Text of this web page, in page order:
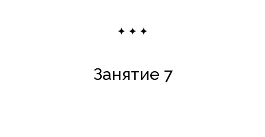
Занятие 7